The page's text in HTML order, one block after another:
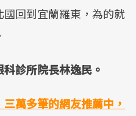
回到宜蘭羅東，為的就
科診所院長林逸民。
萬多筆的網友推薦中，